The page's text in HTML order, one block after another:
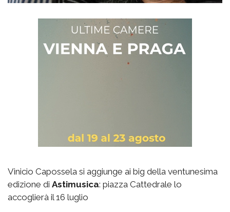
Vinicio Capossela si aggiunge ai big della ventunesima
edizione di Astimusica: piazza Cattedrale lo
accoglierà il 16 luglio